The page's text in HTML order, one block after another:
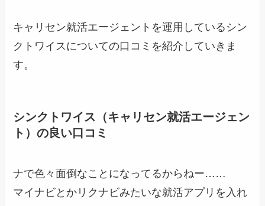
キャリセン就活エージェントを運用しているシン
クトワイスについての口コミを紹介していきま
す。
シンクトワイス（キャリセン就活エージェン
ト）の良い口コミ
ナで色々面倒なことになってるからねー……
マイナビとかリクナビみたいな就活アプリを入れ